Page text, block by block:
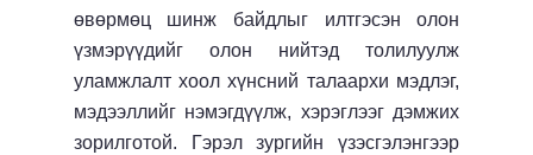
өвөрмөц шинж байдлыг илтгэсэн олон
үзмэрүүдийг олон нийтэд толилуулж
уламжлалт хоол хүнсний талаархи мэдлэг,
мэдээллийг нэмэгдүүлж, хэрэглээг дэмжих
зорилготой. Гэрэл зургийн үзэсгэлэнгээр